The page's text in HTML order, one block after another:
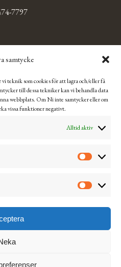
samtycke
teknik som cookies för att lagra och/eller få
till dessa tekniker kan vi behandla data
webbplats. Om Ni inte samtycker eller om
vissa funktioner negativt.
Alltid aktiv
7797